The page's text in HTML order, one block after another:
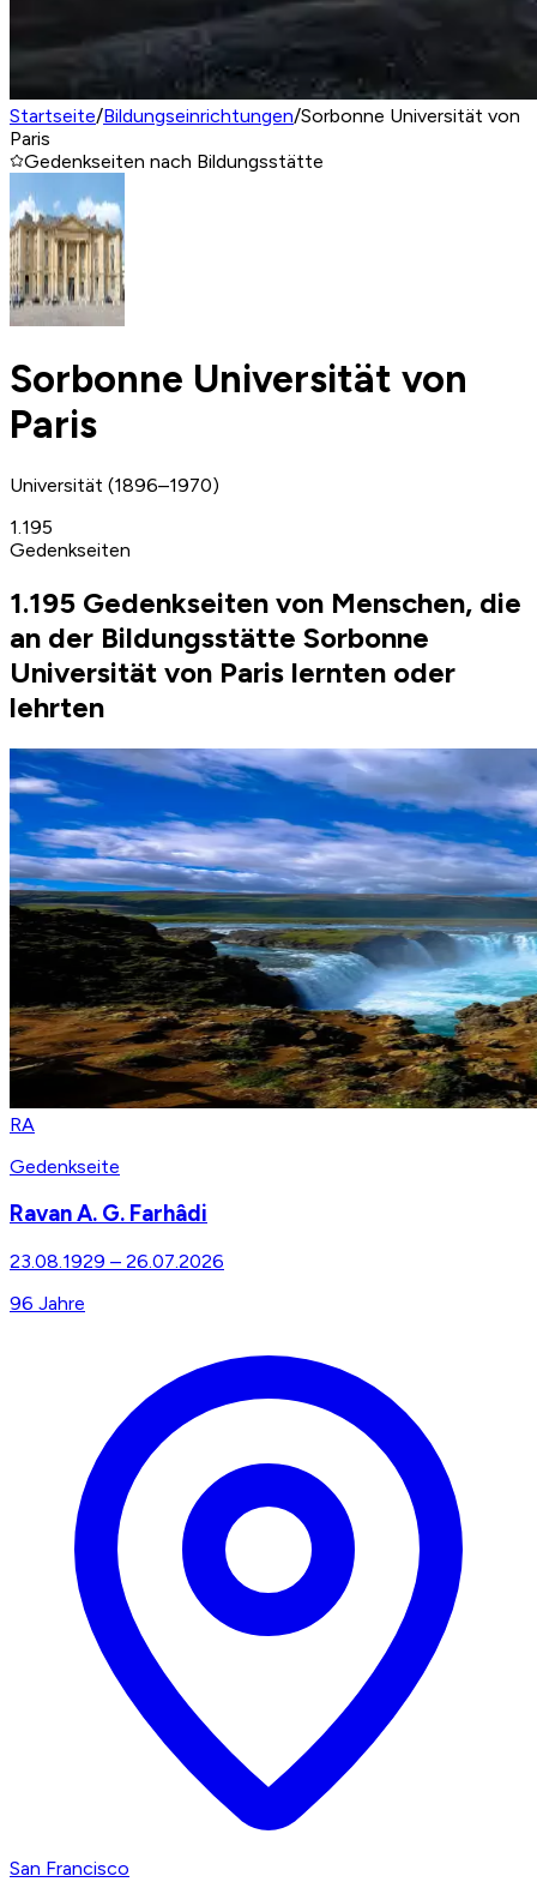
Startseite/Bildungseinrichtungen/Sorbonne Universität von
Paris
Gedenkseiten nach Bildungsstätte
Sorbonne Universität von
Paris
Universität (1896–1970)
1.195
Gedenkseiten
1.195 Gedenkseiten von Menschen, die
an der Bildungsstätte Sorbonne
Universität von Paris lernten oder
lehrten
RA
Gedenkseite
Ravan A. G. Farhâdi
23.08.1929 – 26.07.2026
96 Jahre
San Francisco